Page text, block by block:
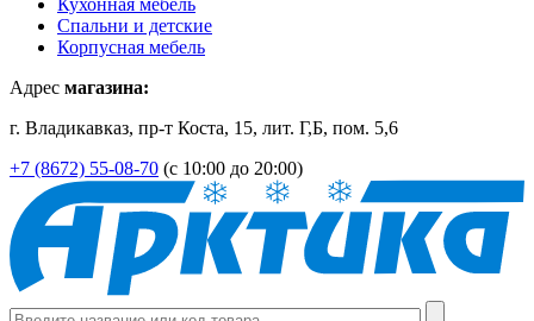
Кухонная мебель
Спальни и детские
Корпусная мебель
Адрес магазина:
г. Владикавказ, пр-т Коста, 15, лит. Г,Б, пом. 5,6
+7 (8672) 55-08-70 (с 10:00 до 20:00)